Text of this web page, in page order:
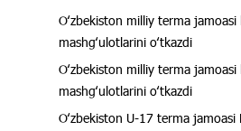
Oʻzbekiston milliy terma
mashgʻulotlarini oʻtkazdi
Oʻzbekiston milliy terma
mashgʻulotlarini oʻtkazdi
Oʻzbekiston U-17 terma